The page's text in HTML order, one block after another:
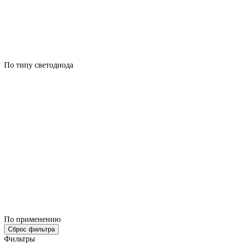
По типу светодиода
По применению
Сброс фильтра
Фильтры